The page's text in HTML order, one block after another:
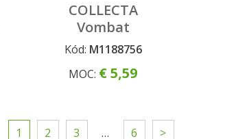
COLLECTA
Vombat
tasmánsky
Kód: M1188756
MOC: € 5,59
1 2 3 … 6 >